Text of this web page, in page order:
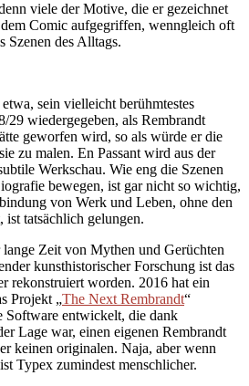
viele der Motive, die er gezeichnet
Comic aufgegriffen, wenngleich oft
Szenen des Alltags.
sein vielleicht berühmtestes
29 wiedergegeben, als Rembrandt
geworfen wird, so als würde er die
zu malen. En Passant wird aus der
Werkschau. Wie eng die Szenen
bewegen, ist gar nicht so wichtig,
von Werk und Leben, ohne den
tatsächlich gelungen.
Zeit von Mythen und Gerüchten
kunsthistorischer Forschung ist das
rekonstruiert worden. 2016 hat ein
Projekt „The Next Rembrandt“
Software entwickelt, die dank
Lage war, einen eigenen Rembrandt
keinen originalen. Naja, aber wenn
Typex zumindest menschlicher.